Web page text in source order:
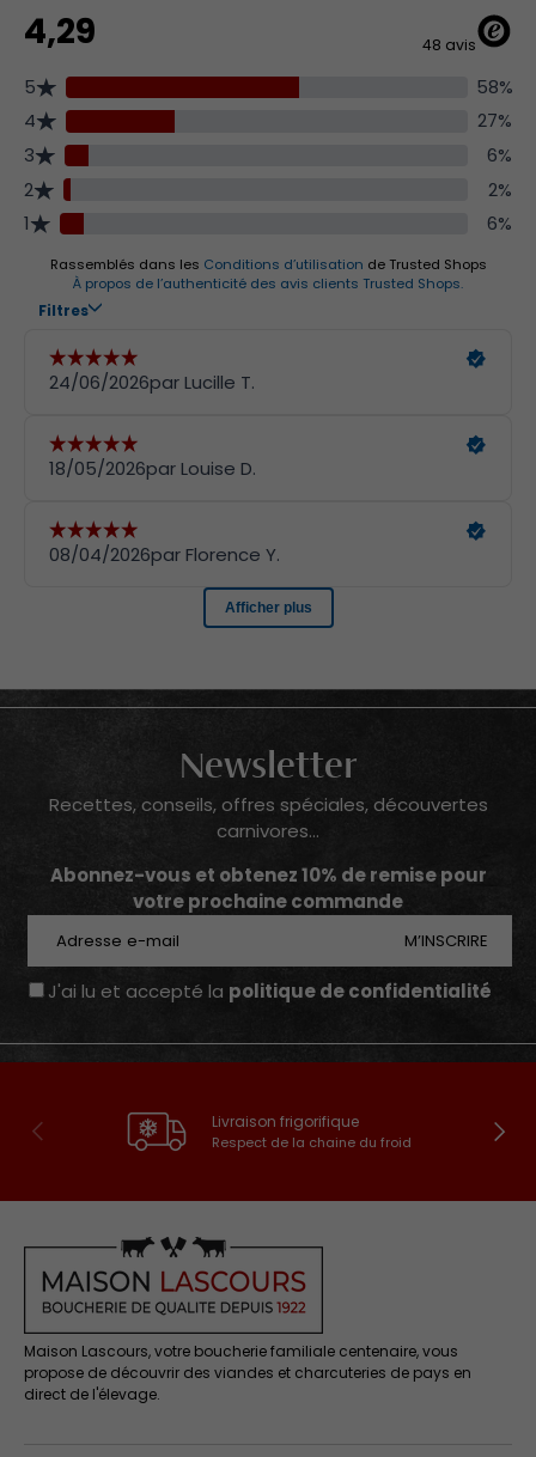
Newsletter
Recettes, conseils, offres spéciales, découvertes
carnivores...
Abonnez-vous et obtenez 10% de remise pour
votre prochaine commande
M’INSCRIRE
J'ai lu et accepté la politique de confidentialité
Précédent Livraison frigorifique
Respect de la chaine du froid
Maison Lascours, votre boucherie familiale centenaire, vous
propose de découvrir des viandes et charcuteries de pays en
direct de l'élevage.